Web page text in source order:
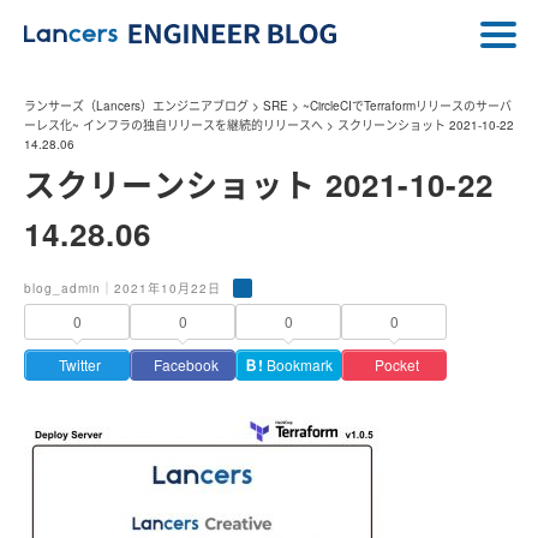
ランサーズ（Lancers）エンジニアブログ > SRE > ~CircleCIでTerraformリリースのサーバ
ーレス化~ インフラの独自リリースを継続的リリースへ > スクリーンショット 2021-10-22
14.28.06
スクリーンショット 2021-10-22
14.28.06
blog_admin｜2021年10月22日
0
Twitter
0
Facebook
0
Ｂ! Bookmark
0
Pocket